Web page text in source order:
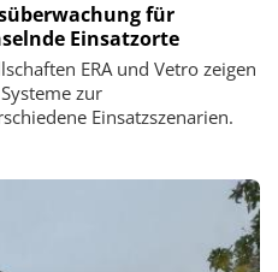
für
Einsatzorte
ERA und Vetro zeigen
zur
Einsatzszenarien.